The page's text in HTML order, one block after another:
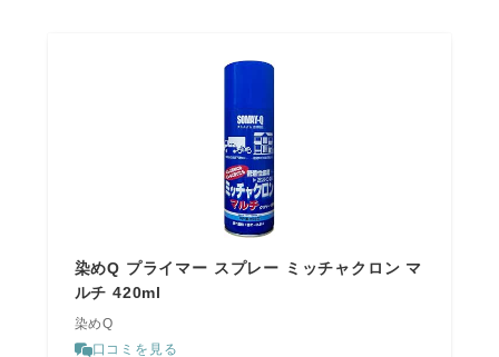
染めQ プライマー スプレー ミッチャクロン マ
ルチ 420ml
染めQ
口コミを見る